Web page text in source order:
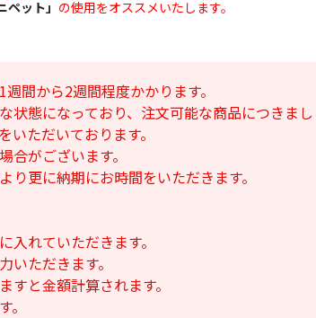
ル
テキナシテープ
￥3,790
POフィルム（AG自
ペット」 の使用をオススメいたします。
間から2週間程度かかります。
状態になっており、注文可能な商品につきまし
いただいております。
合がございます。
更に納期にお時間をいただきます。
入れていただきます。
いただきます。
すと金額計算されます。
。